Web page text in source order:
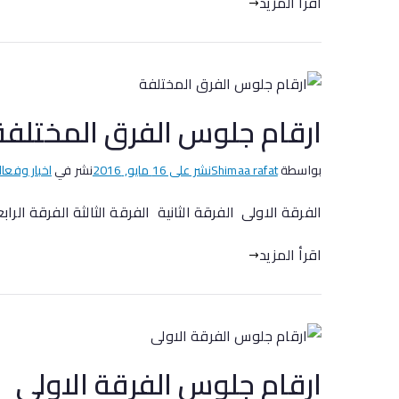
ارقام جلوس الفرق
بواسطةShimaa rafatنشر على16 مايو, 2016 نشر فياخبار
الفرقة الاولى الفرقة الثانية الفرقة الثالثة الفرقة
اقرأ المزيد
ارقام جلوس الفرقة الاولى